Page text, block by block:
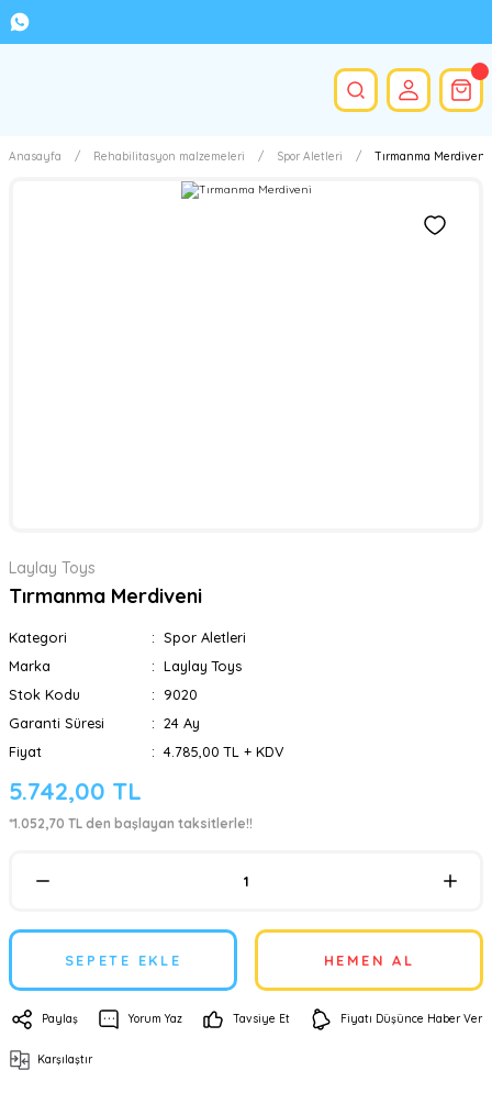
Anasayfa Rehabilitasyon malzemeleri Spor Aletleri Tırmanma Merdiveni
Laylay Toys
Tırmanma Merdiveni
Kategori
Spor Aletleri
Marka
Laylay Toys
Stok Kodu
9020
Garanti Süresi
24 Ay
Fiyat
4.785,00 TL + KDV
5.742,00 TL
*1.052,70 TL den başlayan taksitlerle!!
SEPETE EKLE HEMEN AL
Paylaş Yorum Yaz Tavsiye Et Fiyatı Düşünce Haber Ver
Karşılaştır